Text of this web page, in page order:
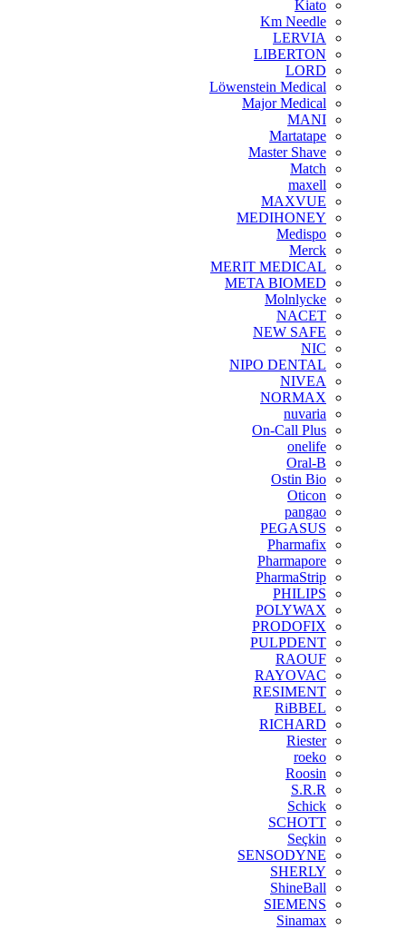
Kiato
Km Needle
LERVIA
LIBERTON
LORD
Löwenstein Medical
Major Medical
MANI
Martatape
Master Shave
Match
maxell
MAXVUE
MEDIHONEY
Medispo
Merck
MERIT MEDICAL
META BIOMED
Molnlycke
NACET
NEW SAFE
NIC
NIPO DENTAL
NIVEA
NORMAX
nuvaria
On-Call Plus
onelife
Oral-B
Ostin Bio
Oticon
pangao
PEGASUS
Pharmafix
Pharmapore
PharmaStrip
PHILIPS
POLYWAX
PRODOFIX
PULPDENT
RAOUF
RAYOVAC
RESIMENT
RiBBEL
RICHARD
Riester
roeko
Roosin
S.R.R
Schick
SCHOTT
Seçkin
SENSODYNE
SHERLY
ShineBall
SIEMENS
Sinamax